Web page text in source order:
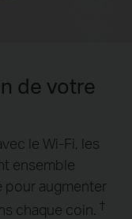
de votre
le Wi-Fi, les
ensemble
pour augmenter
chaque coin. †